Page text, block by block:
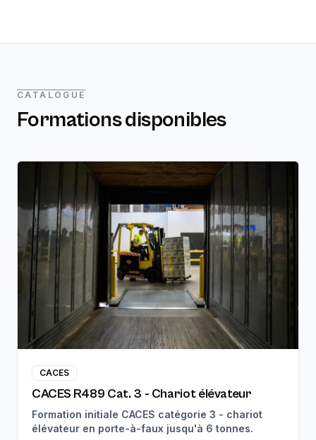
CATALOGUE
Formations disponibles
CACES
CACES R489 Cat. 3 - Chariot élévateur
Formation initiale CACES catégorie 3 - chariot
élévateur en porte-à-faux jusqu'à 6 tonnes.